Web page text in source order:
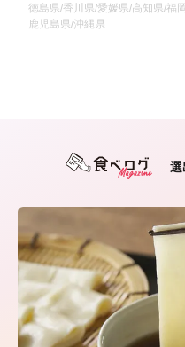
徳島県/香川県/愛媛県/高知県/福
鹿児島県/沖縄県
選